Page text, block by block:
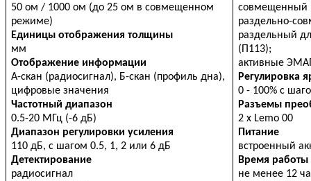
50 ом / 1000 ом (до 25 ом в совмещенном
режиме)
Единицы отображения толщины
мм
Отображение информации
А-скан (радиосигнал), Б-скан (профиль дна),
цифровые значения
Частотный диапазон
0.5-20 МГц (-6 дБ)
Диапазон регулировки усиления
110 дБ, с шагом 0.5, 1, 2 или 6 дБ
Детектирование
радиосигнал
совмещенный
раздельно-
раздельный
(П113);
активные
Регулировка
0 - 100% с
Разъемы
2 x Lemo 00
Питание
встроенный
Время работы
не менее 12